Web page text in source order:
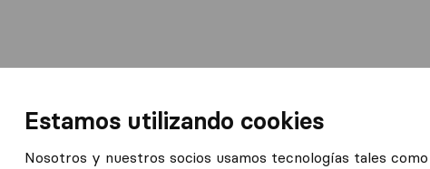
Estamos utilizando cookies
Nosotros y nuestros socios usamos tecnologías tales